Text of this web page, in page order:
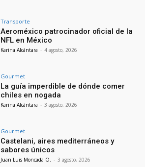
Transporte
Aeroméxico patrocinador oficial de la
NFL en México
Karina Alcántara - 4 agosto, 2026
Gourmet
La guía imperdible de dónde comer
chiles en nogada
Karina Alcántara - 3 agosto, 2026
Gourmet
Castelani, aires mediterráneos y
sabores únicos
Juan Luis Moncada O. - 3 agosto, 2026